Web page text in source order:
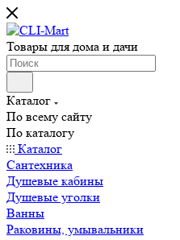
Товары для дома и дачи
Каталог
По всему сайту
По каталогу
Каталог
Сантехника
Душевые кабины
Душевые уголки
Ванны
Раковины, умывальники